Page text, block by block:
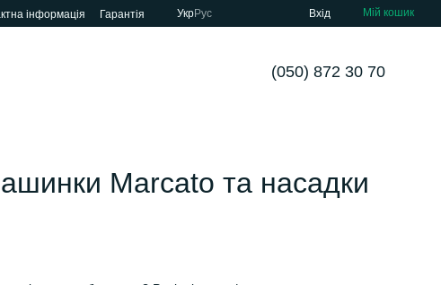
інформація Гарантія УкрРус Вхід Мій кошик
(050) 872 30 70
Marcato та насадки